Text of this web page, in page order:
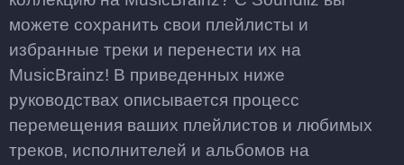
можете сохранить свои плейлисты и
избранные треки и перенести их на
MusicBrainz! В приведенных ниже
руководствах описывается процесс
перемещения ваших плейлистов и любимых
треков, исполнителей и альбомов на